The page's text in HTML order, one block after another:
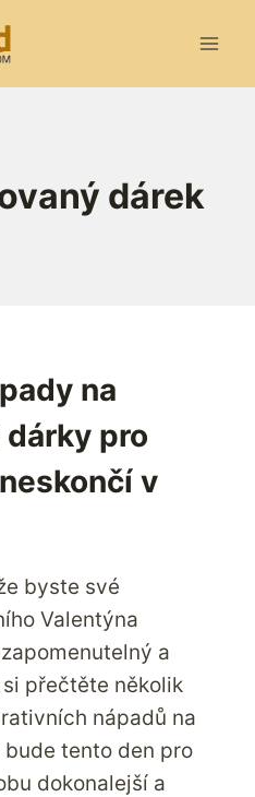
dárek
na
pro
v
byste své
Valentýna
a
přečtěte několik
nápadů na
tento den pro
dokonalejší a